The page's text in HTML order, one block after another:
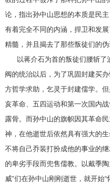
论，指出孙中山思想的本质是民
有着完全不同的内涵，捍卫和发
精髓，并且揭去了那些叛徒们的伪
以蒋介石为首的叛徒们腰斩了
阀的统治以后，为了巩固封建买
方哲学求助，乞灵于封建儒学。
亥革命、五四运动和第一次国内
露骨。而孙中山的旗帜因其革命
神，在他逝世后依然具有强大的
不将自己乔装打扮成他的事业的
的卑劣手段而兜售儒教。以戴季
威”们在孙中山刚刚逝世，就开始